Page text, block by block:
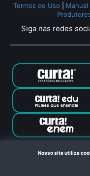
Termos de Uso
Manual
Siga nas redes
Canal Curta © 2024.
Nosso site utiliza